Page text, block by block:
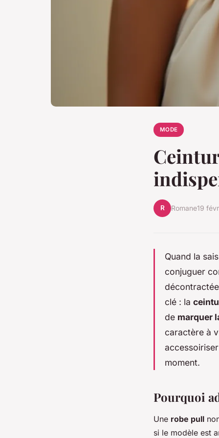
MODE
R Romane19
Quand la
conjuguer
clé : la
de marquer
caractère à
moment.
Pourquoi
Une robe pull
si le modèle est